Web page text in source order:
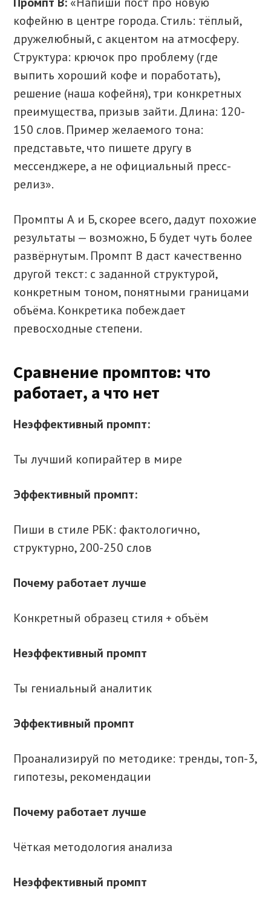
кофейню в центре города. Стиль: тёплый,
дружелюбный, с акцентом на атмосферу.
Структура: крючок про проблему (где
выпить хороший кофе и поработать),
решение (наша кофейня), три конкретных
преимущества, призыв зайти. Длина: 120-
150 слов. Пример желаемого тона:
представьте, что пишете другу в
мессенджере, а не официальный пресс-
релиз».
Промпты А и Б, скорее всего, дадут похожие
результаты — возможно, Б будет чуть более
развёрнутым. Промпт В даст качественно
другой текст: с заданной структурой,
конкретным тоном, понятными границами
объёма. Конкретика побеждает
превосходные степени.
Сравнение промптов: что
работает, а что нет
Неэффективный промпт:
Ты лучший копирайтер в мире
Эффективный промпт:
Пиши в стиле РБК: фактологично,
структурно, 200-250 слов
Почему работает лучше
Конкретный образец стиля + объём
Неэффективный промпт
Ты гениальный аналитик
Эффективный промпт
Проанализируй по методике: тренды, топ-3,
гипотезы, рекомендации
Почему работает лучше
Чёткая методология анализа
Неэффективный промпт